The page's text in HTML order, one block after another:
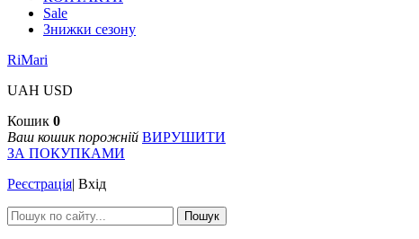
Sale
Знижки сезону
RiMari
UAH USD
Кошик 0
Ваш кошик порожній ВИРУШИТИ
ЗА ПОКУПКАМИ
Реєстрація| Вхід
Пошук